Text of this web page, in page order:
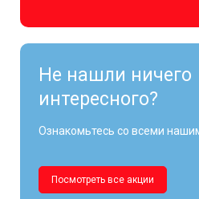
Не нашли ничего
интересного?
Ознакомьтесь со всеми
Посмотреть все акции